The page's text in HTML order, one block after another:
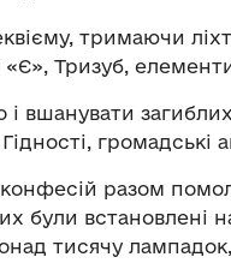
тримаючи
Тризуб,
і вшанувати
громадські
разом
були встановлені
тисячу